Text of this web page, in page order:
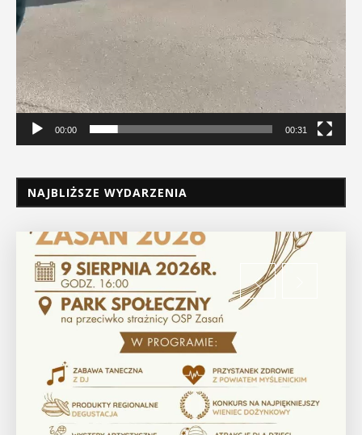
00:00 00:31
NAJBLIŻSZE WYDARZENIA